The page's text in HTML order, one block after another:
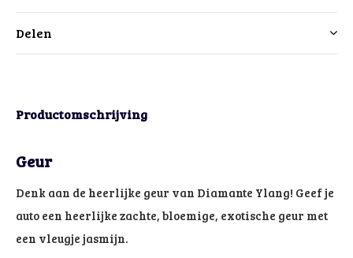
Delen
Productomschrijving
Geur
Denk aan de heerlijke geur van Diamante Ylang! Geef je
auto een heerlijke zachte, bloemige, exotische geur met
een vleugje jasmijn.